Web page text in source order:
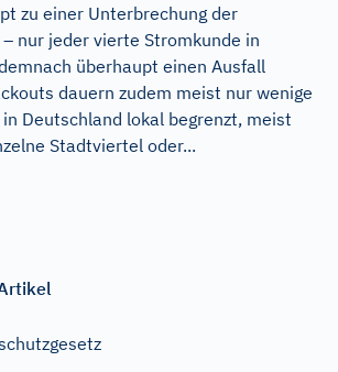
zu einer Unterbrechung der
nur jeder vierte Stromkunde in
überhaupt einen Ausfall
dauern zudem meist nur wenige
Deutschland lokal begrenzt, meist
Stadtviertel oder...